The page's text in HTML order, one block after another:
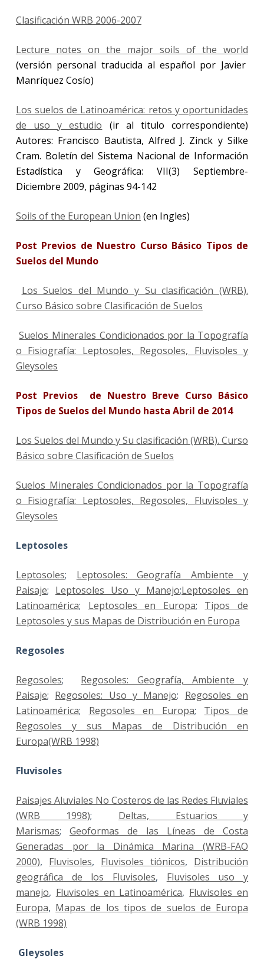
Clasificación WRB 2006-2007
Lecture notes on the major soils of the world
(versión personal traducida al español por Javier
Manríquez Cosío)
Los suelos de Latinoamérica: retos y oportunidades
de uso y estudio (ir al titulo correspondiente)
Autores: Francisco Bautista, Alfred J. Zinck y Silke
Cram. Boletín del Sistema Nacional de Información
Estadística y Geográfica: VII(3) Septiembre-
Diciembre 2009, páginas 94-142
Soils of the European Union (en Ingles)
Post Previos de Nuestro Curso Básico Tipos de
Suelos del Mundo
Los Suelos del Mundo y Su clasificación (WRB).
Curso Básico sobre Clasificación de Suelos
Suelos Minerales Condicionados por la Topografía
o Fisiografía: Leptosoles, Regosoles, Fluvisoles y
Gleysoles
Post Previos de Nuestro Breve Curso Básico
Tipos de Suelos del Mundo hasta Abril de 2014
Los Suelos del Mundo y Su clasificación (WRB). Curso
Básico sobre Clasificación de Suelos
Suelos Minerales Condicionados por la Topografía
o Fisiografía: Leptosoles, Regosoles, Fluvisoles y
Gleysoles
Leptosoles
Leptosoles; Leptosoles: Geografía Ambiente y
Paisaje; Leptosoles Uso y Manejo;Leptosoles en
Latinoamérica; Leptosoles en Europa; Tipos de
Leptosoles y sus Mapas de Distribución en Europa
Regosoles
Regosoles; Regosoles: Geografía, Ambiente y
Paisaje; Regosoles: Uso y Manejo: Regosoles en
Latinoamérica; Regosoles en Europa; Tipos de
Regosoles y sus Mapas de Distribución en
Europa(WRB 1998)
Fluvisoles
Paisajes Aluviales No Costeros de las Redes Fluviales
(WRB 1998); Deltas, Estuarios y
Marismas; Geoformas de las Líneas de Costa
Generadas por la Dinámica Marina (WRB-FAO
2000), Fluvisoles, Fluvisoles tiónicos, Distribución
geográfica de los Fluvisoles, Fluvisoles uso y
manejo, Fluvisoles en Latinoamérica, Fluvisoles en
Europa, Mapas de los tipos de suelos de Europa
(WRB 1998)
Gleysoles